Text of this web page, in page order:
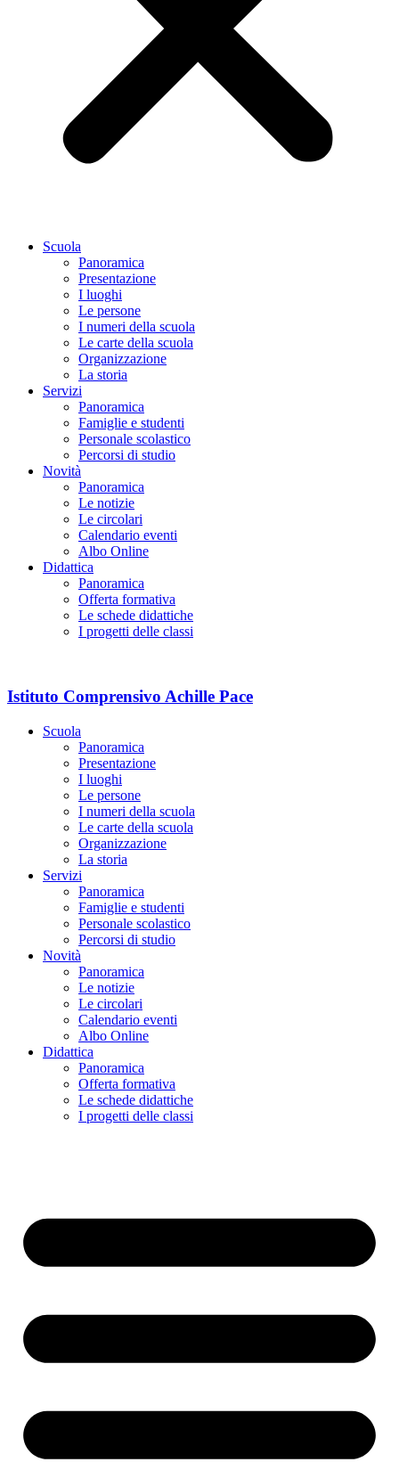
Scuola
Panoramica
Presentazione
I luoghi
Le persone
I numeri della scuola
Le carte della scuola
Organizzazione
La storia
Servizi
Panoramica
Famiglie e studenti
Personale scolastico
Percorsi di studio
Novità
Panoramica
Le notizie
Le circolari
Calendario eventi
Albo Online
Didattica
Panoramica
Offerta formativa
Le schede didattiche
I progetti delle classi
Istituto Comprensivo Achille Pace
Scuola
Panoramica
Presentazione
I luoghi
Le persone
I numeri della scuola
Le carte della scuola
Organizzazione
La storia
Servizi
Panoramica
Famiglie e studenti
Personale scolastico
Percorsi di studio
Novità
Panoramica
Le notizie
Le circolari
Calendario eventi
Albo Online
Didattica
Panoramica
Offerta formativa
Le schede didattiche
I progetti delle classi